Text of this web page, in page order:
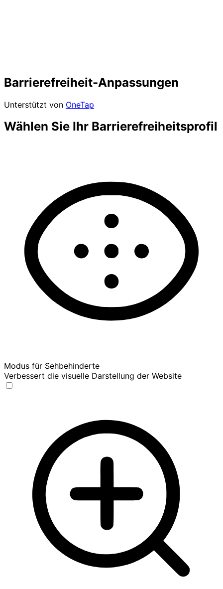
Barrierefreiheit-Anpassungen
Unterstützt von OneTap
Wählen Sie Ihr Barrierefreiheitsprofil
Modus für Sehbehinderte
Verbessert die visuelle Darstellung der Website